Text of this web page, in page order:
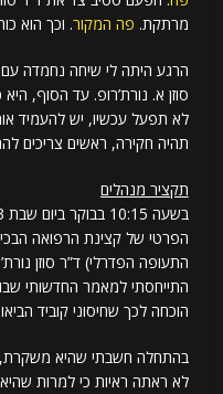
מרתקת. פה המקור. וכך הוא
הרגע היתה לי שיחה נחמדה
סוזן א. נורת’רופ. עד הסוף,
לא תפעל עכשיו, יש להעמיד
תהיה חקירה, ראשים צריכים
תקציר מנהלים
התייחסתי למאמר החדשותי
הוכחה לכך שחיסוני קוביד
בהתחלה חשבתי שהיא
לא ראתה ראיות כי למרות